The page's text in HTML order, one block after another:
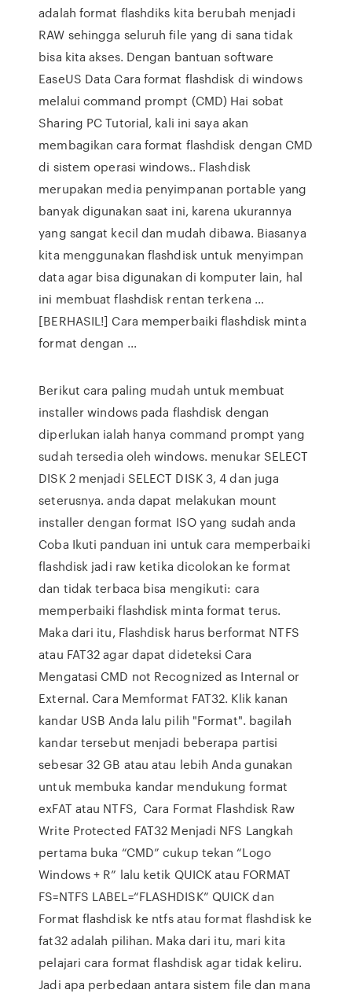
adalah format flashdiks kita berubah menjadi
RAW sehingga seluruh file yang di sana tidak
bisa kita akses. Dengan bantuan software
EaseUS Data Cara format flashdisk di windows
melalui command prompt (CMD) Hai sobat
Sharing PC Tutorial, kali ini saya akan
membagikan cara format flashdisk dengan CMD
di sistem operasi windows.. Flashdisk
merupakan media penyimpanan portable yang
banyak digunakan saat ini, karena ukurannya
yang sangat kecil dan mudah dibawa. Biasanya
kita menggunakan flashdisk untuk menyimpan
data agar bisa digunakan di komputer lain, hal
ini membuat flashdisk rentan terkena …
[BERHASIL!] Cara memperbaiki flashdisk minta
format dengan ...
Berikut cara paling mudah untuk membuat
installer windows pada flashdisk dengan
diperlukan ialah hanya command prompt yang
sudah tersedia oleh windows. menukar SELECT
DISK 2 menjadi SELECT DISK 3, 4 dan juga
seterusnya. anda dapat melakukan mount
installer dengan format ISO yang sudah anda
Coba Ikuti panduan ini untuk cara memperbaiki
flashdisk jadi raw ketika dicolokan ke format
dan tidak terbaca bisa mengikuti: cara
memperbaiki flashdisk minta format terus.
Maka dari itu, Flashdisk harus berformat NTFS
atau FAT32 agar dapat dideteksi Cara
Mengatasi CMD not Recognized as Internal or
External. Cara Memformat FAT32. Klik kanan
kandar USB Anda lalu pilih "Format". bagilah
kandar tersebut menjadi beberapa partisi
sebesar 32 GB atau atau lebih Anda gunakan
untuk membuka kandar mendukung format
exFAT atau NTFS, Cara Format Flashdisk Raw
Write Protected FAT32 Menjadi NFS Langkah
pertama buka “CMD” cukup tekan “Logo
Windows + R” lalu ketik QUICK atau FORMAT
FS=NTFS LABEL=“FLASHDISK” QUICK dan
Format flashdisk ke ntfs atau format flashdisk ke
fat32 adalah pilihan. Maka dari itu, mari kita
pelajari cara format flashdisk agar tidak keliru.
Jadi apa perbedaan antara sistem file dan mana